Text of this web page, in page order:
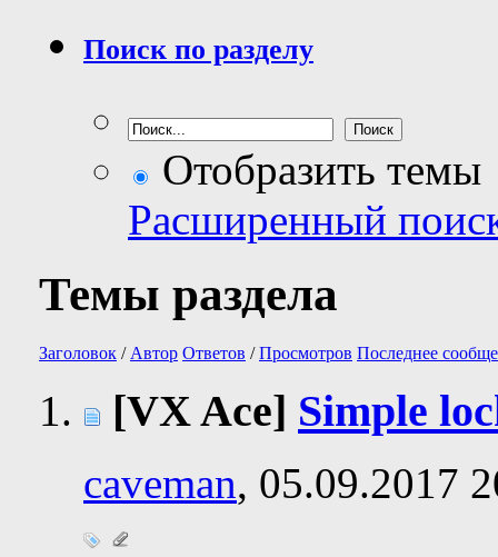
Поиск по разделу
Отобразить темы
Расширенный
Темы раздела
Заголовок / Автор Ответов /Просмотров Последнее
[VX Ace] Simple
caveman, 05.09.2017